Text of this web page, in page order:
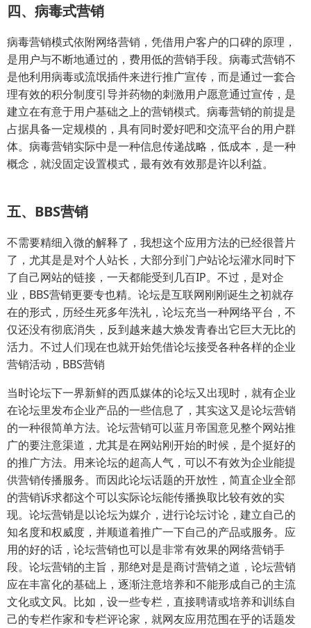
四、病毒式营销
病毒营销模式依附网络营销，凭借用户客户的口碑的原理，
是用户与不断地通过的，费用低的营销手段。病毒式营销不
是他利用病毒或流氓插件来进行推广宣传，而是通过一套合
理有效的积分制度引导并药物的刺激用户愿意通过宣传，是
建立在有意于用户基础之上的营销模式。病毒营销的前提是
占据具备一定规模的，具有同时爱好吧和交流平台的用户群
体。病毒营销实际中是一种信息传递战略，低成本，是一种
概念，就没固定设置模式，最有效有效那是许以利益。
五、BBS营销
不需要精细入微的解释了，我想这个应用方法的已经很普片
了，尤其是是对个人站长，大部分到门户站论坛灌水同时下
了自己网站的链接，一天都能受到几百IP。不过，是对企
业，BBS营销更要专也精。论坛是互联网刚刚诞生之初就存
在的形式，历经生死多年洗礼，论坛充当一种网络平台，不
仅还没有彻底消失，反到越来越大焕发青春出它巨大无比的
活力。不过人们现在也就开始凭借论坛接受各种各样的企业
营销活动，BBS营销
当时论坛下一界新鲜的西瓜媒体的论坛又出现时，就有企业
在论坛里发布企业产品的一些信息了，其实这又是论坛营销
的一种很简单方法。论坛营销可以蓝月帝国意见整个网站推
广的要注意渠道，尤其是在网站刚开始的时候，是个挺好的
的推广方法。用来论坛的超高人气，可以不有效为企业能提
供营销传播服务。而因此论坛话题的开放性，简直企业全部
的营销诉求都这个可以实际论坛能传播换取比较有效的实
现。论坛营销是以论坛为媒介，进行论坛讨论，建立自己的
知名度和权威度，并顺道着推广一下自己的产品或服务。应
用的好的话，论坛营销也可以是非常有效果的网络营销手
段。论坛营销的主旨，那绝对是是商讨营销之道，论坛营销
应在丰富化的基础上，逐渐注意培养和不能形成自己的主流
文化或文风。比如，设一些专栏，直接聘请或培养和训练自
己的专栏作家和专栏评论家，就网友应用范围在乎的话题发